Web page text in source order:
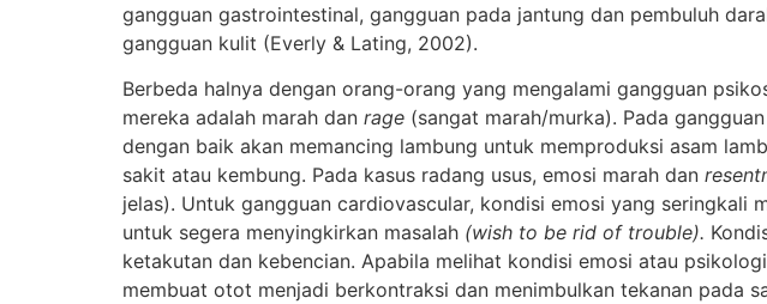
gangguan gastrointestinal, gangguan pada jantung dan pembuluh
gangguan kulit (Everly & Lating, 2002).
Berbeda halnya dengan orang-orang yang mengalami gangguan
mereka adalah marah dan rage (sangat marah/murka). Pada
dengan baik akan memancing lambung untuk memproduksi asam
sakit atau kembung. Pada kasus radang usus, emosi marah dan
jelas). Untuk gangguan cardiovascular, kondisi emosi yang seringkali
untuk segera menyingkirkan masalah (wish to be rid of trouble).
ketakutan dan kebencian. Apabila melihat kondisi emosi atau
membuat otot menjadi berkontraksi dan menimbulkan tekanan pada